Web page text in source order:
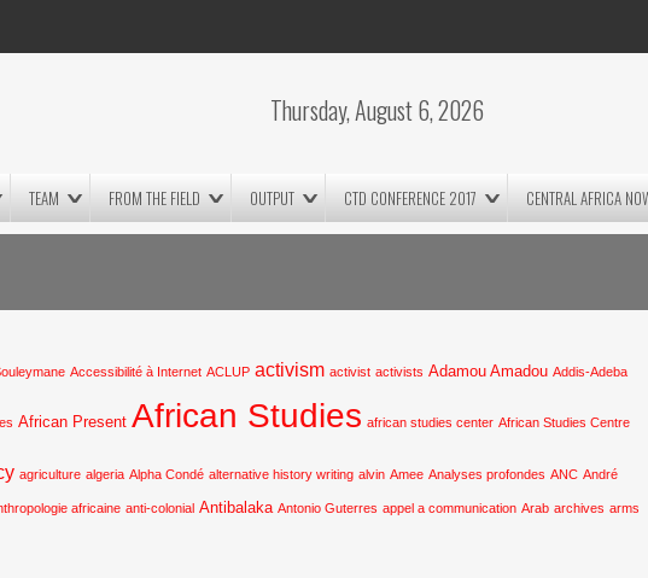
Thursday, August 6, 2026
TEAM FROM THE FIELD OUTPUT CTD CONFERENCE 2017 CENTRAL AFRICA
Accessibilité à Internet ACLUP activism activist activists Adamou Amadou Addis-Adeba
African Present African Studies african studies center African Studies Centre
agriculture algeria Alpha Condé alternative history writing alvin Amee Analyses profondes ANC André
africaine anti-colonial Antibalaka Antonio Guterres appel a communication Arab archives arms